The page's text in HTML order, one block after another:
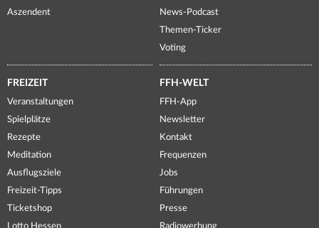
Aszendent
News-Podcast
Themen-Ticker
Voting
FREIZEIT
Veranstaltungen
Spielplätze
Rezepte
Meditation
Ausflugsziele
Freizeit-Tipps
Ticketshop
Lotto Hessen
FFH-WELT
FFH-App
Newsletter
Kontakt
Frequenzen
Jobs
Führungen
Presse
Radiowerbung